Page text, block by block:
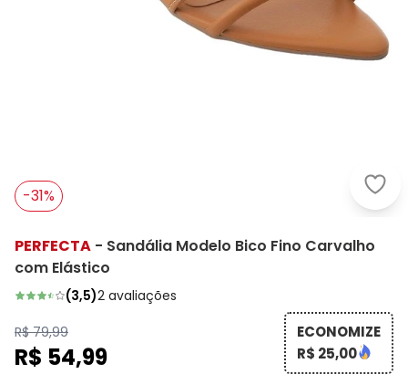
-31%
PERFECTA - Sandália Modelo Bico Fino Carvalho
com Elástico
(3,5)2 avaliações
R$ 79,99
R$ 54,99
ECONOMIZE
R$ 25,00